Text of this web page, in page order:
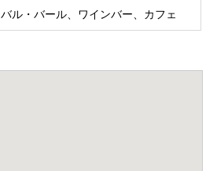
バル・バール、ワインバー、カフェ